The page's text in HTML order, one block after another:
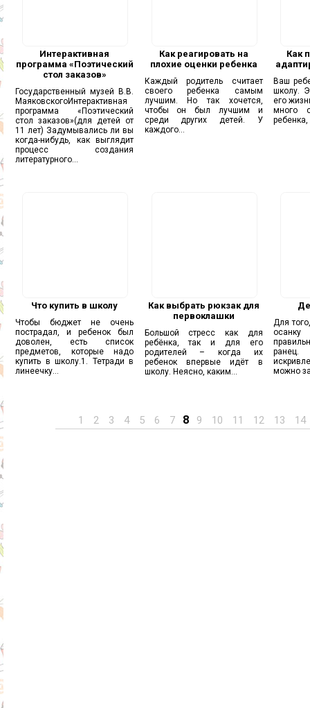
Интерактивная
программа «Поэтический
стол заказов»
Государственный музей В.В.
МаяковскогоИнтерактивная
программа «Поэтический
стол заказов»(для детей от
11 лет) Задумывались ли вы
когда-нибудь, как выглядит
процесс создания
литературного...
Как реагировать на
плохие оценки ребенка
Каждый родитель считает
своего ребенка самым
лучшим. Но так хочется,
чтобы он был лучшим и
среди других детей. У
каждого...
Как
Ваш
школу.
его
много
ребенка,
Что купить в школу
Чтобы бюджет не очень
пострадал, и ребенок был
доволен, есть список
предметов, которые надо
купить в школу.1. Тетради в
линеечку...
Как выбрать рюкзак для
первоклашки
Большой стресс как для
ребёнка, так и для его
родителей – когда их
ребенок впервые идёт в
школу. Неясно, каким...
Для
можно
1 2 3 4 5 6 7 8 9 10 11 12 13 14